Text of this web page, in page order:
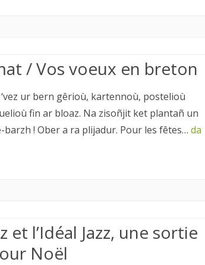
/ Vos voeux en breton
ur bern gêrioù, kartennoù, postelioù
fin ar bloaz. Na zisoñjit ket plantañ un
! Ober a ra plijadur. Pour les fêtes… da
et l’Idéal Jazz, une sortie
Noël